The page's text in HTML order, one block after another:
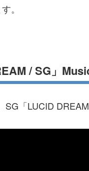
。
/ SG」
「LUCID